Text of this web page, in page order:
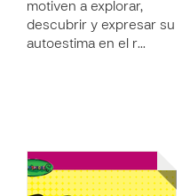
motiven a explorar,
descubrir y expresar su
autoestima en el r…